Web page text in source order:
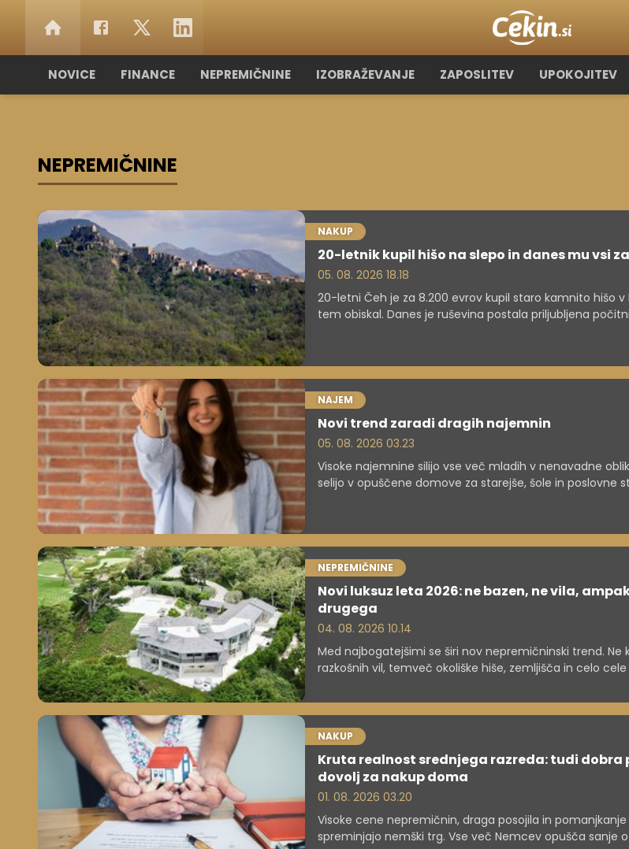
NOVICE FINANCE NEPREMIČNINE IZOBRAŽEVANJE ZAPOSLITEV UPOKOJITEV
NEPREMIČNINE
NAKUP
20-letnik kupil hišo na slepo in danes mu vsi
05. 08. 2026 18.18
20-letni Čeh je za 8.200 evrov kupil staro kamnito hišo v
tem obiskal. Danes je ruševina postala priljubljena
NAJEM
Novi trend zaradi dragih najemnin
05. 08. 2026 03.23
Visoke najemnine silijo vse več mladih v nenavadne
selijo v opuščene domove za starejše, šole in poslovne
NEPREMIČNINE
Novi luksuz leta 2026: ne bazen, ne vila,
drugega
04. 08. 2026 10.14
Med najbogatejšimi se širi nov nepremičninski trend. Ne
razkošnih vil, temveč okoliške hiše, zemljišča in celo cele
NAKUP
Kruta realnost srednjega razreda: tudi dobra
dovolj za nakup doma
01. 08. 2026 03.20
Visoke cene nepremičnin, draga posojila in
spreminjajo nemški trg. Vse več Nemcev opušča sanje